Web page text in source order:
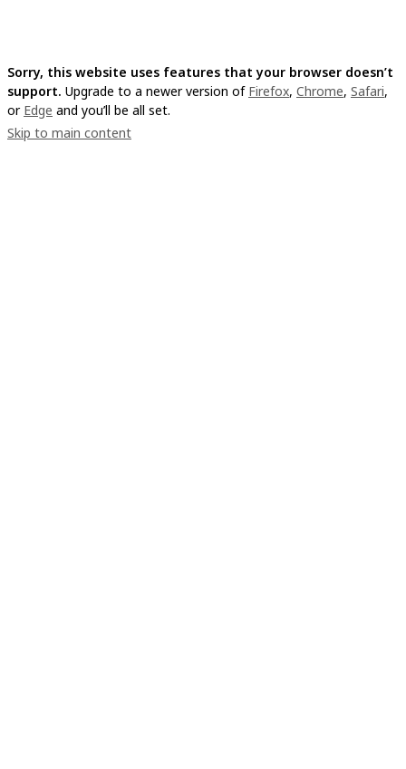
Sorry, this website uses features that your browser doesn’t
support. Upgrade to a newer version of Firefox, Chrome, Safari,
or Edge and you’ll be all set.
Skip to main content